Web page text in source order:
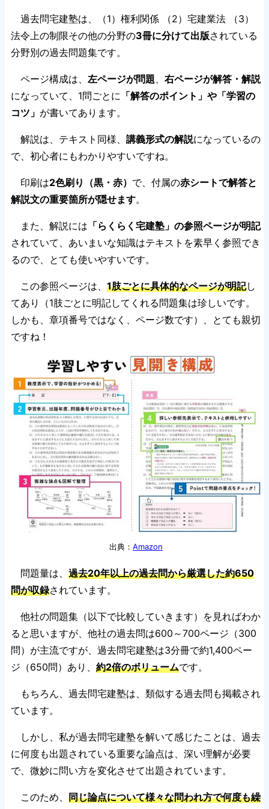
過去問宅建塾は、（1）権利関係 （2）宅建業法 （3）
法令上の制限その他の分野の3冊に分けて出版されている
分野別の過去問題集です。
ページ構成は、 左ページが問題、 右ページが解答・解説
になっていて、1問ごとに 「解答のポイント」や「学習の
コツ」 が書いてあります。
解説は、テキスト同様、 講義形式の解説になっているの
で、初心者にもわかりやすいですね。
印刷は2色刷り（黒・赤） で、付属の赤シートで解答と
解説文の重要箇所が隠せます。
また、解説には 「らくらく宅建塾」の参照ページが明記
されていて、あいまいな知識はテキストを素早く参照でき
るので、とても使いやすいです。
この参照ページは、 1肢ごとに具体的なページが明記し
てあり（1肢ごとに明記してくれる問題集は珍しいです。
しかも、章項番号ではなく、ページ数です）、とても親切
ですね！
出典： Amazon
問題量は、 過去20年以上の過去問から厳選した約650
問が収録されています。
他社の問題集（以下で比較していきます）を見ればわか
ると思いますが、他社の過去問は600～700ページ（300
問）が主流ですが、過去問宅建塾は3分冊で約1,400ペー
ジ（650問）あり、 約2倍のボリュームです。
もちろん、過去問宅建塾は、類似する過去問も掲載され
ています。
しかし、私が過去問宅建塾を解いて感じたことは、過去
に何度も出題されている重要な論点は、深い理解が必要
で、微妙に問い方を変化させて出題されています。
このため、 同じ論点について様々な問われ方で何度も繰